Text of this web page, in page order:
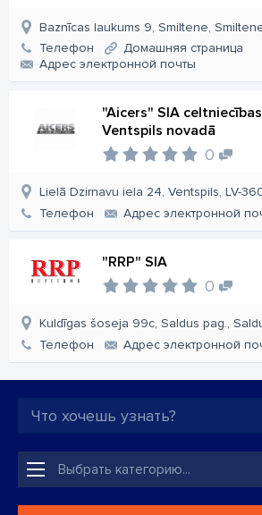
Baznīcas laukums 9, Smiltene,
Телефон
Домашняя страница
Aдрес электронной почты
"Aicers" SIA
Ventspils novadā
0
Lielā Dzirnavu iela 24, Ventspils, LV-
Телефон
Aдрес электронной
"RRP" SIA
0
Kuldīgas šoseja 99c, Saldus pag.,
Телефон
Aдрес электронной